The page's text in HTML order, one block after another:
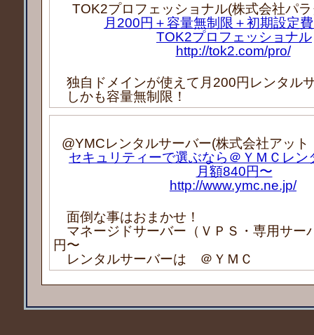
TOK2プロフェッショナル(株式会社パ
月200円＋容量無制限＋初期設定
TOK2プロフェッショナル
http://tok2.com/pro/
独自ドメインが使えて月200円レンタル
しかも容量無制限！
@YMCレンタルサーバー(株式会社アット
セキュリティーで選ぶなら＠ＹＭＣレン
月額840円〜
http://www.ymc.ne.jp/
面倒な事はおまかせ！
マネージドサーバー（ＶＰＳ・専用サー
円〜
レンタルサーバーは ＠ＹＭＣ